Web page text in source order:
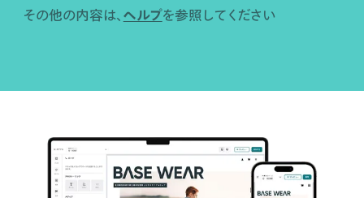
その他の内容は、 ヘルプを参照してください